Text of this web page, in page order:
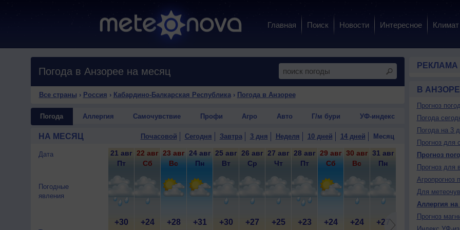
Главная Поиск Новости Интересное Климат
Погода в Анзорее на месяц
Все страны › Россия › Кабардино-Балкарская Республика› Погода в Анзорее
Погода Аллергия Самочувствие Профи Агро Авто Г/м бури УФ-индекс
НА МЕСЯЦ Почасовой Сегодня Завтра 3 дня Неделя 10 дней 14 дней Месяц
Дата
Погодные
явления
21 авг
Пт
+30
22 авг
Сб
+24
23 авг
Вс
+28
24 авг
Пн
+31
25 авг
Вт
+30
26 авг
Ср
+27
27 авг
Чт
+25
28 авг
Пт
+23
29 авг
Сб
+24
30 авг
Вс
+24
31 авг
Пн
+27
1 сен
2 сен
+29
3
РЕКЛАМА
В
Прогноз
Погода
Погода на 3
Прогноз для
Прогноз
Прогноз для
Агропрогноз
Для
Аллергия на
Прогноз